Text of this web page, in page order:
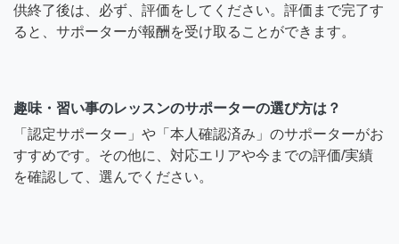
供終了後は、必ず、評価をしてください。評価まで完了す
ると、サポーターが報酬を受け取ることができます。
趣味・習い事のレッスンのサポーターの選び方は？
「認定サポーター」や「本人確認済み」のサポーターがお
すすめです。その他に、対応エリアや今までの評価/実績
を確認して、選んでください。